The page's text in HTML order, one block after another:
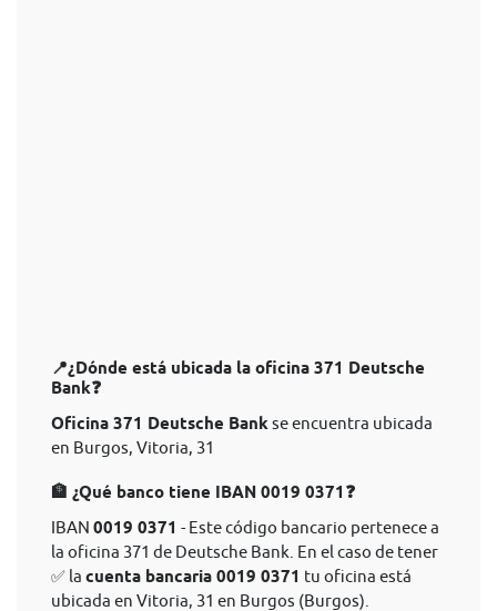
📍¿Dónde está ubicada la oficina 371 Deutsche
Bank❓
Oficina 371 Deutsche Bankse encuentra ubicada
en Burgos, Vitoria, 31
🏦 ¿Qué banco tiene IBAN 0019 0371❓
IBAN 0019 0371 - Este código bancario pertenece a
la oficina 371 de Deutsche Bank. En el caso de tener
✅ la cuenta bancaria 0019 0371 tu oficina está
ubicada en Vitoria, 31 en Burgos (Burgos).